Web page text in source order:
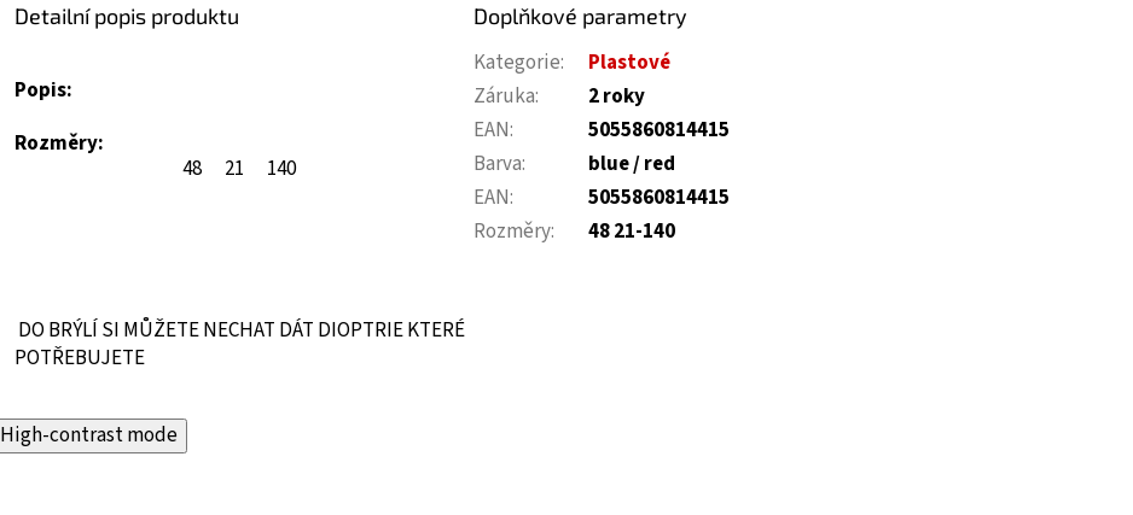
Detailní popis produktu
Popis:
Rozměry:
48
21 140
DO BRÝLÍ SI MŮŽETE NECHAT DÁT DIOPTRIE KTERÉ
POTŘEBUJETE
Doplňkové parametry
Kategorie:
Plastové
Záruka:
2 roky
EAN:
5055860814415
Barva:
blue / red
EAN:
5055860814415
Rozměry: 48 21-140
High-contrast mode